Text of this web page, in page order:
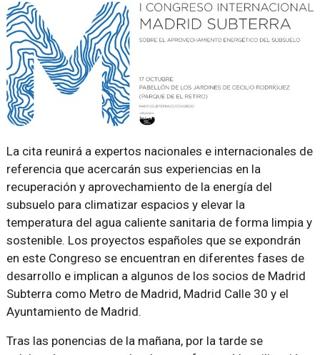
La cita reunirá a expertos nacionales e internacionales de
referencia que acercarán sus experiencias en la
recuperación y aprovechamiento de la energía del
subsuelo para climatizar espacios y elevar la
temperatura del agua caliente sanitaria de forma limpia y
sostenible. Los proyectos españoles que se expondrán
en este Congreso se encuentran en diferentes fases de
desarrollo e implican a algunos de los socios de Madrid
Subterra como Metro de Madrid, Madrid Calle 30 y el
Ayuntamiento de Madrid.
Tras las ponencias de la mañana, por la tarde se